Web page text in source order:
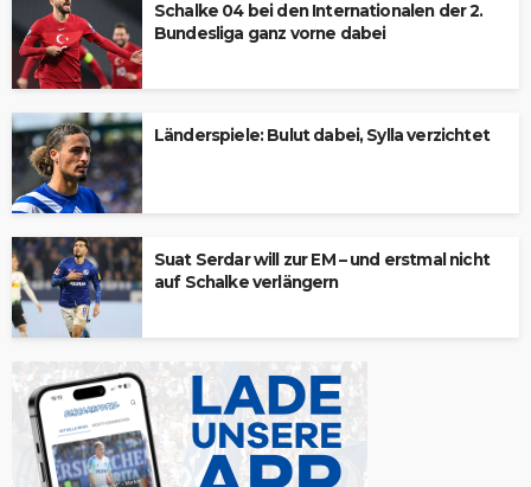
Schalke 04 bei den Internationalen der 2.
Bundesliga ganz vorne dabei
Länderspiele: Bulut dabei, Sylla verzichtet
Suat Serdar will zur EM – und erstmal nicht
auf Schalke verlängern